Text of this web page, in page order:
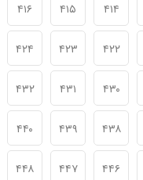
۴۱۴ ۴۱۵ ۴۱۶
۴۲۲ ۴۲۳ ۴۲۴
۴۳۰ ۴۳۱ ۴۳۲
۴۳۸ ۴۳۹ ۴۴۰
۴۴۶ ۴۴۷ ۴۴۸